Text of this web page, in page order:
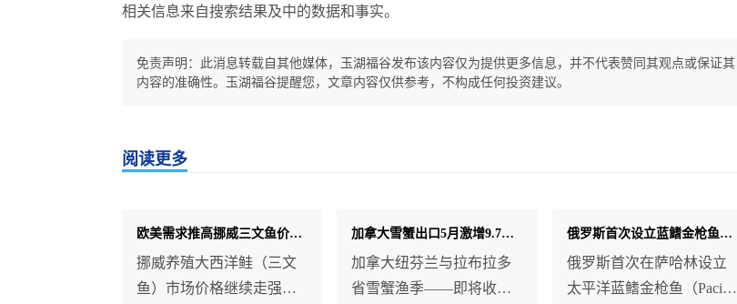
相关信息来自搜索结果及中的数据和事实。
免责声明：此消息转载自其他媒体，玉湖福谷发布该内容仅为提供更多信息，并不代表赞同其观点或保证其
内容的准确性。玉湖福谷提醒您，文章内容仅供参考，不构成任何投资建议。
阅读更多
欧美需求推高挪威三文鱼价格，出口报价连续两周上涨
挪威养殖大西洋鲑（三文
鱼）市场价格继续走强。
加拿大雪蟹出口5月激增9.7%！但前五个月总量低于去年 日本进口量骤降
加拿大纽芬兰与拉布拉多
省雪蟹渔季——即将收
俄罗斯首次设立蓝鳍金枪鱼商业配额！2026年230吨 不受WCPFC规则约束
俄罗斯首次在萨哈林设立
太平洋蓝鳍金枪鱼（Pacific